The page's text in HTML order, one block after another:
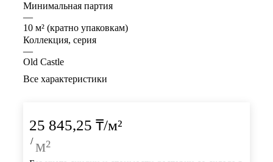
Минимальная партия
—
10 м² (кратно упаковкам)
Коллекция, серия
—
Old Castle
Все характеристики
25 845,25 ₸/м²
/ м²